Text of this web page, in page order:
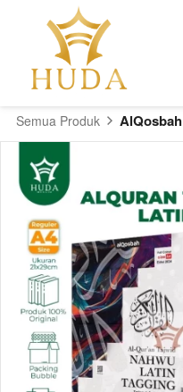
Semua Produk AlQosbah